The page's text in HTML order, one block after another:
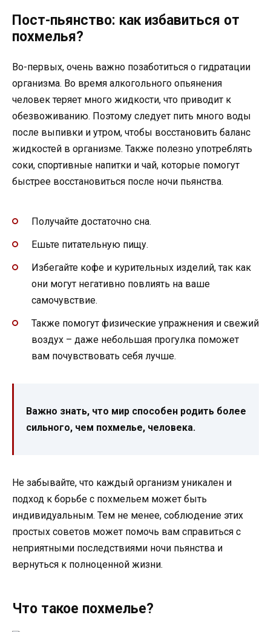
Пост-пьянство: как избавиться от
похмелья?
Во-первых, очень важно позаботиться о гидратации
организма. Во время алкогольного опьянения
человек теряет много жидкости, что приводит к
обезвоживанию. Поэтому следует пить много воды
после выпивки и утром, чтобы восстановить баланс
жидкостей в организме. Также полезно употреблять
соки, спортивные напитки и чай, которые помогут
быстрее восстановиться после ночи пьянства.
Получайте достаточно сна.
Ешьте питательную пищу.
Избегайте кофе и курительных изделий, так как
они могут негативно повлиять на ваше
самочувствие.
Также помогут физические упражнения и свежий
воздух – даже небольшая прогулка поможет
вам почувствовать себя лучше.
Важно знать, что мир способен родить более
сильного, чем похмелье, человека.
Не забывайте, что каждый организм уникален и
подход к борьбе с похмельем может быть
индивидуальным. Тем не менее, соблюдение этих
простых советов может помочь вам справиться с
неприятными последствиями ночи пьянства и
вернуться к полноценной жизни.
Что такое похмелье?